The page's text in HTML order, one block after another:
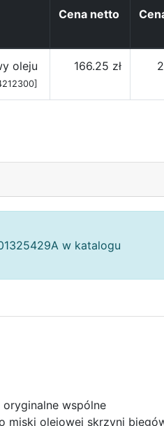
Cena netto
oleju 166.25 zł
w katalogu
oryginalne wspólne
miski olejowej skrzyni